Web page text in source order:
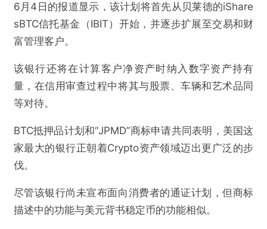
6月4日的报道显示，该计划将首先从贝莱德的iShare
sBTC信托基金（IBIT）开始，并逐步扩展至交易和财
富管理客户。
该银行还将在计算客户净资产时纳入数字资产持有
量，在信用审查过程中将其与股票、车辆和艺术品同
等对待。
BTC抵押品计划和“JPMD”商标申请共同表明，美国这
家最大的银行正朝着Crypto资产领域迈出更广泛的步
伐。
尽管该银行尚未宣布面向消费者的通证计划，但商标
描述中的功能与美元背书稳定币的功能相似。